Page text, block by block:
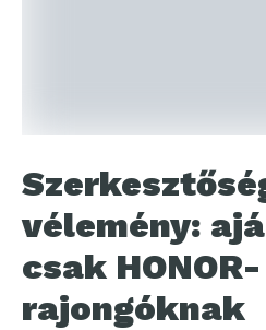
vélemény:
csak HONOR-
rajongóknak